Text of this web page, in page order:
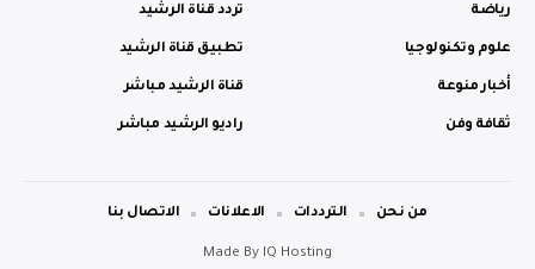
رياضة
علوم وتكنولوجيا
أخبار منوعة
ثقافة وفن
تردد قناة الرشيد
تطبيق قناة الرشيد
قناة الرشيد مباشر
راديو الرشيد مباشر
Made By IQ Hosting
من نحن الترددات الاعلانات الاتصال بنا